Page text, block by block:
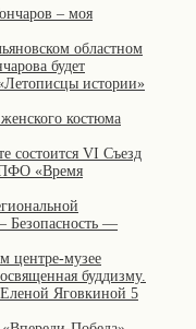
– моя
областном
будет
истории»
костюма
состоится VI Съезд
ПФО «Время
Безопасность —
центре-музее
буддизму.
Яговкиной 5